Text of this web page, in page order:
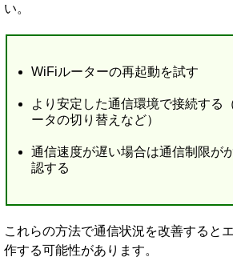
い。
WiFiルーターの再起動を試す
より安定した通信環境で接続する
ータの切り替えなど）
通信速度が遅い場合は通信制限が
認する
これらの方法で通信状況を改善すると
作する可能性があります。